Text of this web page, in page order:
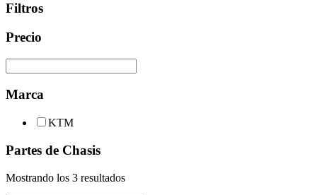
Filtros
Precio
Marca
KTM
Partes de Chasis
Mostrando los 3 resultadosOrdenado